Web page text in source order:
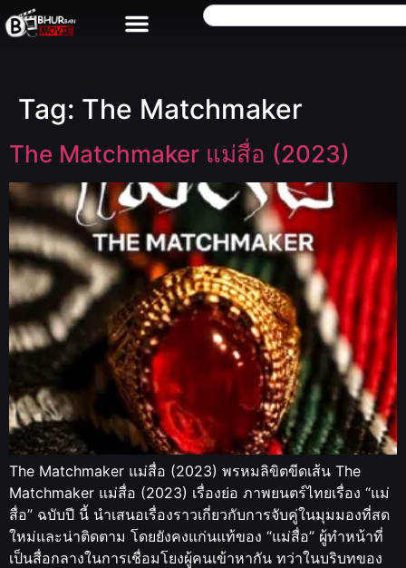
Tag: The Matchmaker
The Matchmaker แม่สื่อ (2023)
The Matchmaker แม่สื่อ (2023) พรหมลิขิตขีดเส้น The
Matchmaker แม่สื่อ (2023) เรื่องย่อ ภาพยนตร์ไทยเรื่อง “แม่
สื่อ” ฉบับปี นี้ นำเสนอเรื่องราวเกี่ยวกับการจับคู่ในมุมมองที่สด
ใหม่และน่าติดตาม โดยยังคงแก่นแท้ของ “แม่สื่อ” ผู้ทำหน้าที่
เป็นสื่อกลางในการเชื่อมโยงผู้คนเข้าหากัน ทว่าในบริบทของ